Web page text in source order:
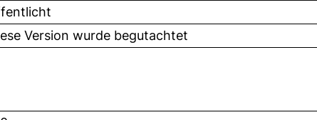
Version wurde begutachtet